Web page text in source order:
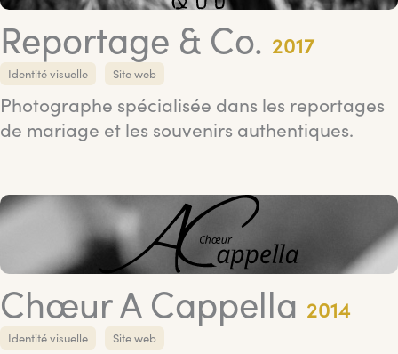
Reportage & Co. 2017
Identité visuelle Site web
Photographe spécialisée dans les reportages
de mariage et les souvenirs authentiques.
Chœur A Cappella 2014
Identité visuelle Site web